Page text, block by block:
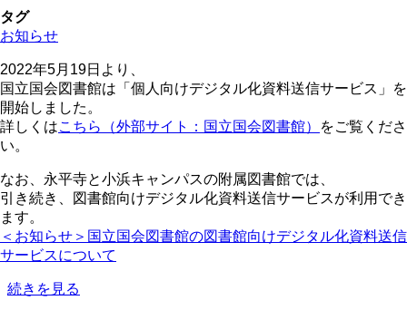
ル
ー
学
習
に
ご
利
用
く
だ
さ
い。
の
の
方
＞
EBSCO
オ
ン
ラ
ン
講
習
会
の
ご
案
タグ
お知らせ
2022年5月19日より、
国立国会図書館は「個人向けデジタル化資料送信サービス」を
開始しました。
詳しくはこちら（外部サイト：国立国会図書館）
をご覧くださ
い。
なお、永平寺と小浜キャンパスの附属図書館では、
引き続き、図書館向けデジタル化資料送信サービスが利用でき
ます。
＜お知らせ＞国立国会図書館の図書館向けデジタル化資料送信
サービスについて
国
続きを見る